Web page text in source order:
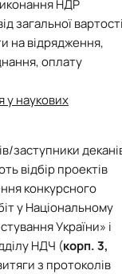
НДР
загальної
на відрядження,
оплату
у наукових
заступники
відбір проектів
конкурсного
у Національному
України» і
НДЧ (корп. 3,
з протоколів